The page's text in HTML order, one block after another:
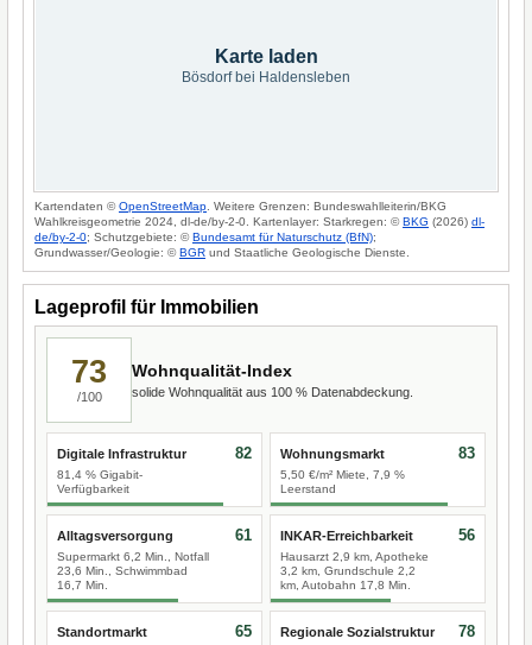
Karte laden
Bösdorf bei Haldensleben
Kartendaten ©OpenStreetMap . Weitere Grenzen: Bundeswahlleiterin/BKG
Wahlkreisgeometrie 2024, dl-de/by-2-0. Kartenlayer: Starkregen: ©BKG (2026) dl-
de/by-2-0; Schutzgebiete: ©Bundesamt für Naturschutz (BfN);
Grundwasser/Geologie: ©BGR und Staatliche Geologische Dienste.
Lageprofil für Immobilien
73
/100
Wohnqualität-Index
solide Wohnqualität aus 100 % Datenabdeckung.
Digitale Infrastruktur
81,4 % Gigabit-
Verfügbarkeit
82 Wohnungsmarkt
5,50 €/m² Miete, 7,9 %
Leerstand
83
Alltagsversorgung
Supermarkt 6,2 Min., Notfall
23,6 Min., Schwimmbad
16,7 Min.
61 INKAR-Erreichbarkeit
Hausarzt 2,9 km, Apotheke
3,2 km, Grundschule 2,2
km, Autobahn 17,8 Min.
56
Standortmarkt 65 Regionale Sozialstruktur 78